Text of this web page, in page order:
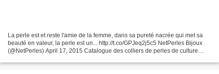
La perle est et reste l'amie de la femme, dans sa pureté nacrée qui met sa
beauté en valeur, la perle est un... http://t.co/GPJeq2j5c5 NetPerles Bijoux
(@NetPerles) April 17, 2015 Catalogue des colliers de perles de culture